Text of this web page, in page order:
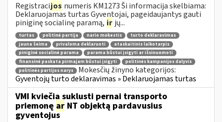
Registracijos numeris KM1273 Ši informacija skelbiama:
Deklaruojamas turtas Gyventojai, pageidaujantys gauti
piniginę socialinę paramą, ir jų...
turtas politinė partija nario mokestis
turto deklaravimas
jauna šeima
privaloma deklaruoti
ataskaitinis laikotarpis
piniginė socialinė parama
parama būstui įsigyti ar išsinuomoti
finansinė paskata pirmajam būstui įsigyti
politinės kampanijos dalyvis
politinės partijos narys
Mokesčių žinyno kategorijos:
Gyventojų turto deklaravimas » Deklaruojamas turtas
VMI kviečia suklusti pernai transporto
priemonę ar NT objektą pardavusius
gyventojus